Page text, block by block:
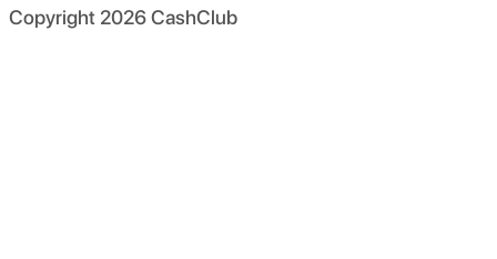
Copyright 2026CashClub